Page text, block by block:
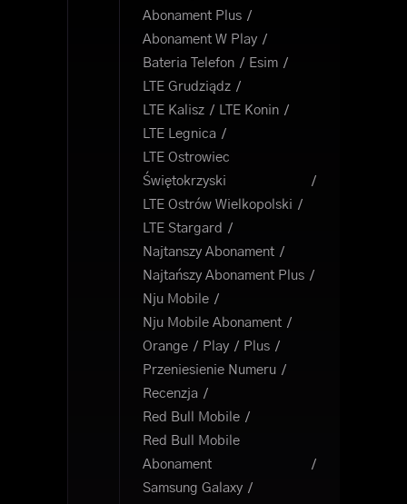
Abonament Plus
Abonament W Play
Bateria Telefon
Esim
LTE Grudziądz
LTE Kalisz
LTE Konin
LTE Legnica
LTE Ostrowiec
Świętokrzyski
LTE Ostrów Wielkopolski
LTE Stargard
Najtanszy Abonament
Najtańszy Abonament Plus
Nju Mobile
Nju Mobile Abonament
Orange
Play
Plus
Przeniesienie Numeru
Recenzja
Red Bull Mobile
Red Bull Mobile
Abonament
Samsung Galaxy